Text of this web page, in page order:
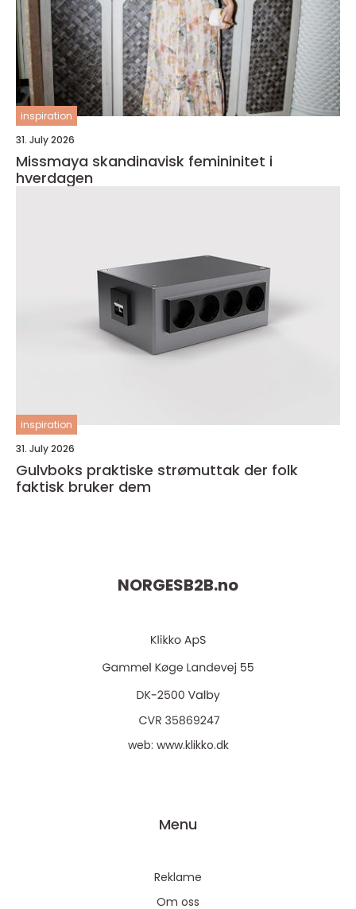
inspiration
31. July 2026
Missmaya skandinavisk femininitet i
hverdagen
inspiration
31. July 2026
Gulvboks praktiske strømuttak der folk
faktisk bruker dem
NORGESB2B.no
web: www.klikko.dk
Menu
Reklame
Om oss